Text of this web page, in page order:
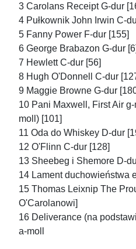
3 Carolans Receipt G-dur
4 Pułkownik John Irwin C-
5 Fanny Power F-dur [155]
6 George Brabazon G-dur [6]
7 Hewlett C-dur [56]
8 Hugh O'Donnell C-dur
9 Maggie Browne G-dur
10 Pani Maxwell, First Air
moll) [101]
11 Oda do Whiskey D-dur
12 O'Flinn C-dur [128]
13 Sheebeg i Shemore D-
14 Lament duchowieństwa
15 Thomas Leixnip The
O'Carolanowi]
16 Deliverance (na
a-moll